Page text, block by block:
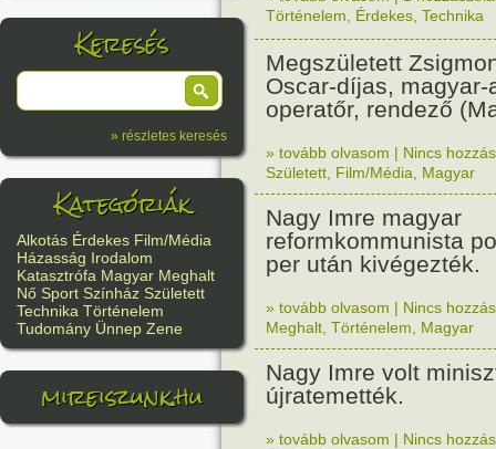
Keresés
» részletes keresés
Kategóriák
Alkotás Érdekes Film/Média
Házasság Irodalom
Katasztrófa Magyar Meghalt
Nő Sport Színház Született
Technika Történelem
Tudomány Ünnep Zene
mireiszunk.hu
Történelem
Érdekes Technika
Megszületett
Oscar-díjas, magyar-
operatőr, rendező
» tovább olvasom | Nincs
Született Film/Média Magyar
Nagy Imre magyar
reformkommunista
per után kivégezték.
» tovább olvasom | Nincs
Meghalt Történelem Magyar
Nagy Imre volt
újratemették.
» tovább olvasom | Nincs